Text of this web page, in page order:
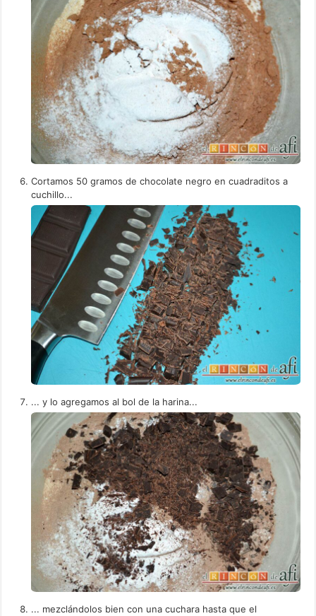
Cortamos 50 gramos de chocolate negro en cuadraditos a
cuchillo...
... y lo agregamos al bol de la harina...
... mezclándolos bien con una cuchara hasta que el